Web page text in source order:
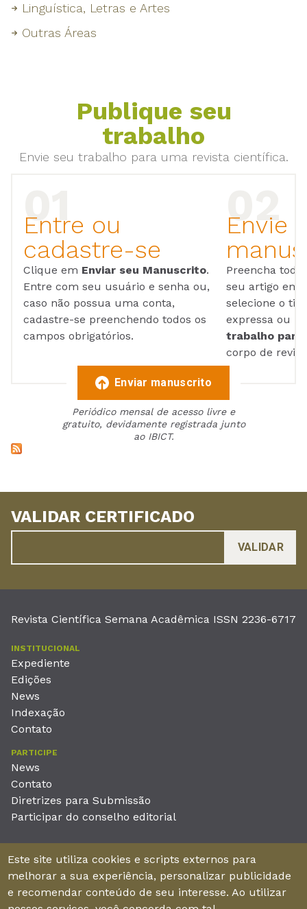
Linguística, Letras e Artes
Outras Áreas
Publique seu
trabalho
Envie seu trabalho para uma revista científica.
Entre ou
cadastre-se
Clique em Enviar seu Manuscrito.
Entre com seu usuário e senha ou,
caso não possua uma conta,
cadastre-se preenchendo todos os
campos obrigatórios.
Envie
Preencha
seu artigo em
selecione o
expressa ou
trabalho para
corpo de
Enviar manuscrito
Periódico mensal de acesso livre e
gratuito, devidamente registrada junto
ao IBICT.
VALIDAR CERTIFICADO
Revista Científica Semana Acadêmica ISSN 2236-6717
INSTITUCIONAL
Expediente
Edições
News
Indexação
Contato
PARTICIPE
News
Contato
Diretrizes para Submissão
Participar do conselho editorial
Unieducar Inteligência Educacional Ltda
CNPJ: 05.569.970/0001-26
Av. Desembargador Moreira, No. 2001 – 11º andar - Bairro
Este site utiliza cookies e scripts externos para
melhorar a sua experiência, personalizar publicidade
e recomendar conteúdo de seu interesse. Ao utilizar